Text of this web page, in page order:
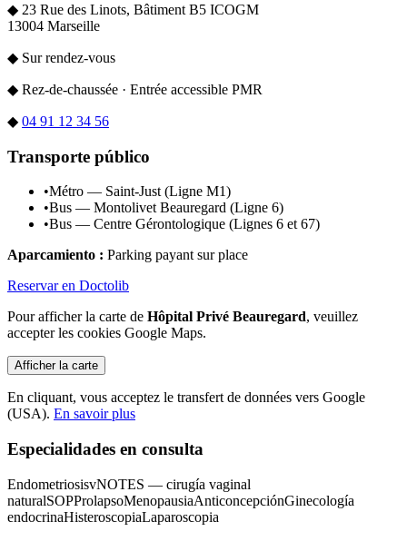
◆ 23 Rue des Linots, Bâtiment B5 ICOGM
13004 Marseille
◆ Sur rendez-vous
◆ Rez-de-chaussée · Entrée accessible PMR
◆ 04 91 12 34 56
Transporte público
•Métro — Saint-Just (Ligne M1)
•Bus — Montolivet Beauregard (Ligne 6)
•Bus — Centre Gérontologique (Lignes 6 et 67)
Aparcamiento : Parking payant sur place
Reservar en Doctolib
Pour afficher la carte de Hôpital Privé Beauregard, veuillez
accepter les cookies Google Maps.
Afficher la carte
En cliquant, vous acceptez le transfert de données vers Google
(USA). En savoir plus
Especialidades en consulta
EndometriosisvNOTES — cirugía vaginal
naturalSOPProlapsoMenopausiaAnticoncepciónGinecología
endocrinaHisteroscopiaLaparoscopia